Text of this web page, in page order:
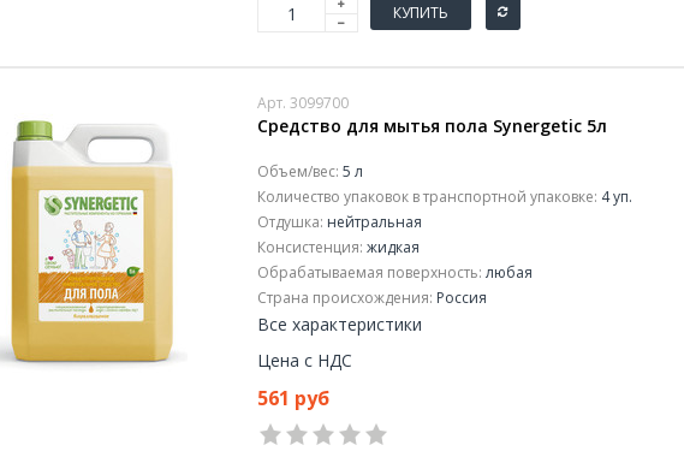
КУПИТЬ
Арт. 3099700
Средство для мытья пола Synergetic 5л
Объем/вес: 5 л
Количество упаковок в транспортной упаковке: 4 уп.
Отдушка: нейтральная
Консистенция: жидкая
Обрабатываемая поверхность: любая
Страна происхождения: Россия
Все характеристики
Цена с НДС
561 руб